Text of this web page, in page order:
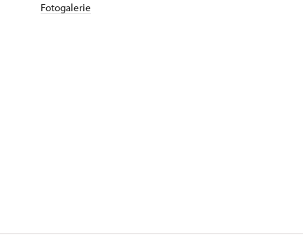
Fotogalerie